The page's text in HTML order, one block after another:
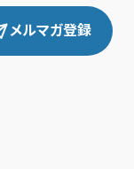
メルマガ登録